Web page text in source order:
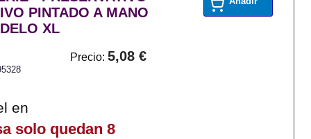
PINTADO A MANO
XL
Precio: 5,08 €
en
solo quedan 8